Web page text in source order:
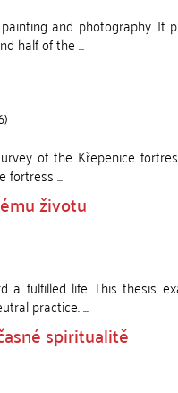
and photography. It
half of the ...
)
of the Křepenice
fortress ...
životu
a fulfilled life This thesis
practice. ...
spiritualitě